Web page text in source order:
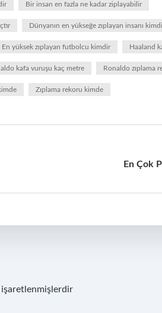
Bir insan en fazla ne kadar ziplayabilir
Dünyanın en yükseğe zıplayan insanı
En yüksek zıplayan futbolcu kimdir Haaland
kafa vuruşu kaç metre Ronaldo zıplama
Zıplama rekoru kimde
En Çok